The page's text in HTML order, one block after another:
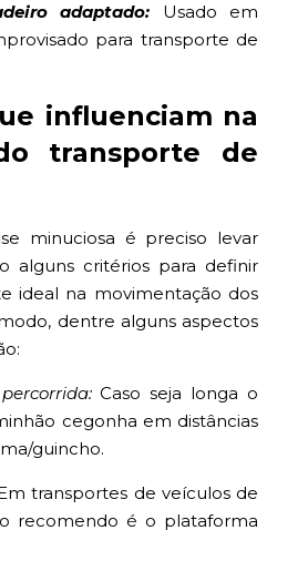
adaptado: Usado em
para transporte de
influenciam na
transporte de
minuciosa é preciso levar
alguns critérios para definir
ideal na movimentação dos
dentre alguns aspectos
Caso seja longa o
cegonha em distâncias
guincho.
transportes de veículos de
recomendo é o plataforma